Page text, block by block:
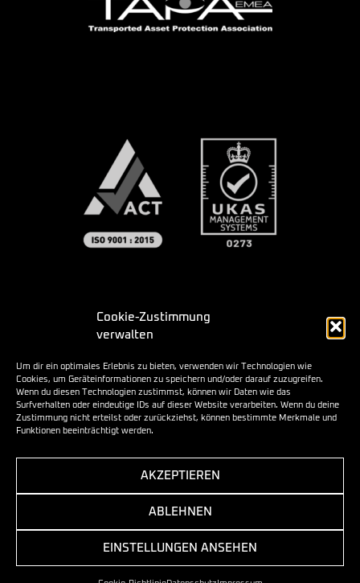
Cookie-Zustimmung
verwalten
Um dir ein optimales Erlebnis zu bieten, verwenden wir Technologien wie
Cookies, um Geräteinformationen zu speichern und/oder darauf zuzugreifen.
Wenn du diesen Technologien zustimmst, können wir Daten wie das
Surfverhalten oder eindeutige IDs auf dieser Website verarbeiten. Wenn du deine
Zustimmung nicht erteilst oder zurückziehst, können bestimmte Merkmale und
Funktionen beeinträchtigt werden.
AKZEPTIEREN
ABLEHNEN
EINSTELLUNGEN ANSEHEN
Copyright © 2026 | CHI Deutschland Cargo Handling GmbH